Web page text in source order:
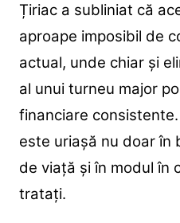
Țiriac a subliniat că
aproape imposibil de
actual, unde chiar și
al unui turneu major
financiare
este uriașă nu doar în
de viață și în modul în
tratați.